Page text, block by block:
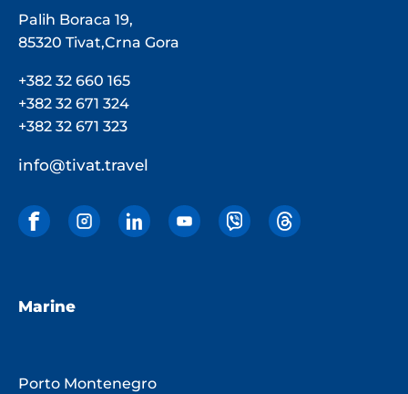
Palih Boraca 19,
85320 Tivat,Crna Gora
+382 32 660 165
+382 32 671 324
+382 32 671 323
info@tivat.travel
Marine
Porto Montenegro